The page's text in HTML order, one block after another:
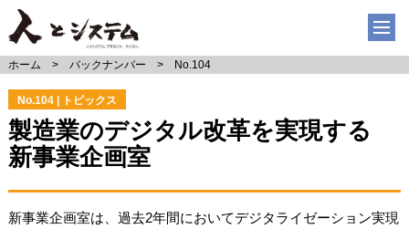
ホーム バックナンバー No.104
No.104 | トピックス
製造業のデジタル改革を実現する
新事業企画室
新事業企画室は、過去2年間においてデジタライゼーション実現